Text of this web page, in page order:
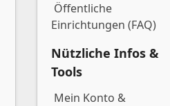
Öffentliche
Einrichtungen (FAQ)
Nützliche Infos &
Tools
Mein Konto &